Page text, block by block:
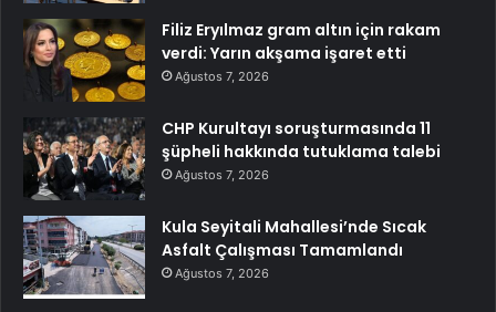
Filiz Eryılmaz gram altın için rakam
verdi: Yarın akşama işaret etti
Ağustos 7, 2026
CHP Kurultayı soruşturmasında 11
şüpheli hakkında tutuklama talebi
Ağustos 7, 2026
Kula Seyitali Mahallesi’nde Sıcak
Asfalt Çalışması Tamamlandı
Ağustos 7, 2026